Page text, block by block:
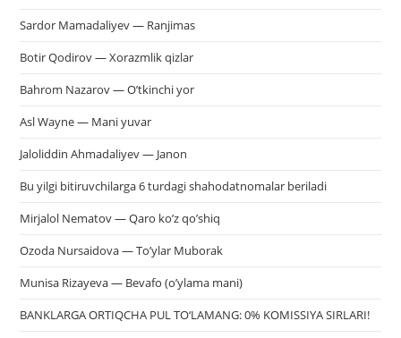
Sardor Mamadaliyev — Ranjimas
Botir Qodirov — Xorazmlik qizlar
Bahrom Nazarov — O’tkinchi yor
Asl Wayne — Mani yuvar
Jaloliddin Ahmadaliyev — Janon
Bu yilgi bitiruvchilarga 6 turdagi shahodatnomalar beriladi
Mirjalol Nematov — Qaro ko’z qo’shiq
Ozoda Nursaidova — To’ylar Muborak
Munisa Rizayeva — Bevafo (o’ylama mani)
BANKLARGA ORTIQCHA PUL TO‘LAMANG: 0% KOMISSIYA SIRLARI!